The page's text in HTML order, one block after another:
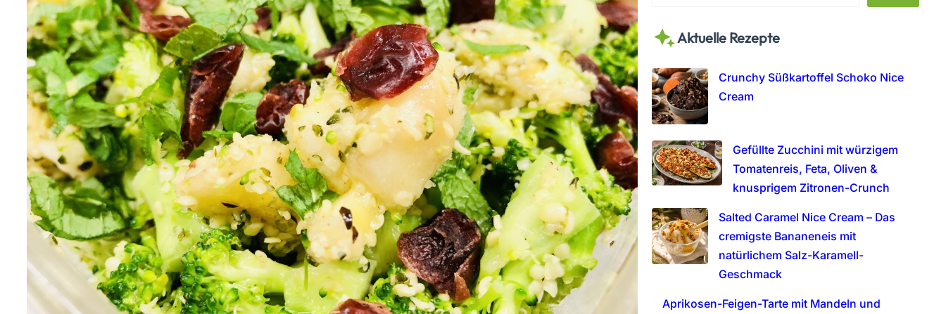
r
h
Aktuelle Rezepte
Crunchy Süßkartoffel Schoko Nice
Cream
Gefüllte Zucchini mit würzigem
Tomatenreis, Feta, Oliven &
knusprigem Zitronen-Crunch
Salted Caramel Nice Cream – Das
cremigste Bananeneis mit
natürlichem Salz-Karamell-
Geschmack
Aprikosen-Feigen-Tarte mit Mandeln und